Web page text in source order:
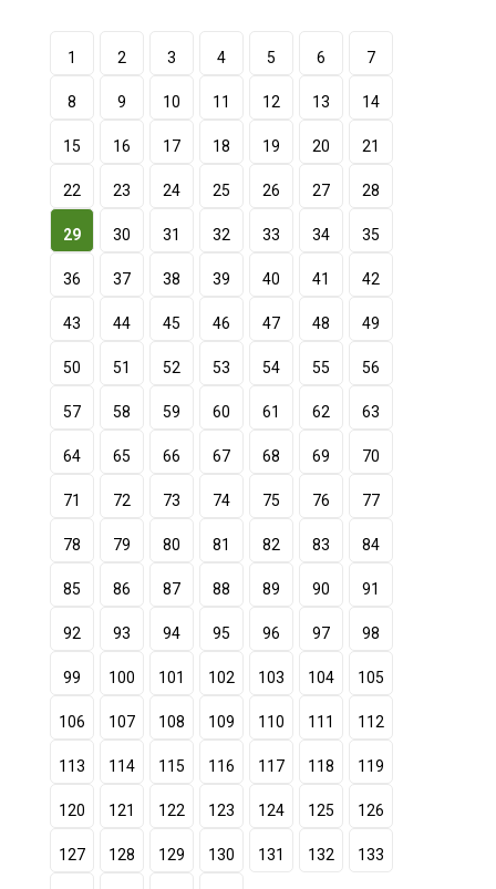
1 2 3 4 5 6 7
8 9 10 11 12 13 14
15 16 17 18 19 20 21
22 23 24 25 26 27 28
29 30 31 32 33 34 35
36 37 38 39 40 41 42
43 44 45 46 47 48 49
50 51 52 53 54 55 56
57 58 59 60 61 62 63
64 65 66 67 68 69 70
71 72 73 74 75 76 77
78 79 80 81 82 83 84
85 86 87 88 89 90 91
92 93 94 95 96 97 98
99 100 101 102 103 104 105
106 107 108 109 110 111 112
113 114 115 116 117 118 119
120 121 122 123 124 125 126
127 128 129 130 131 132 133